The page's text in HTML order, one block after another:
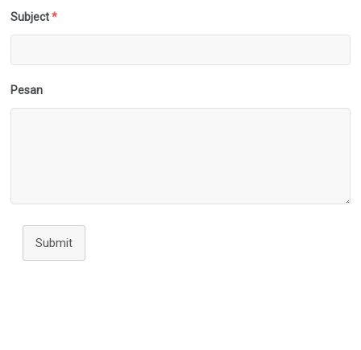
Subject *
Pesan
Submit